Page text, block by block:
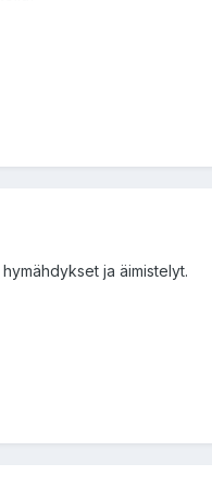
ja äimistelyt.